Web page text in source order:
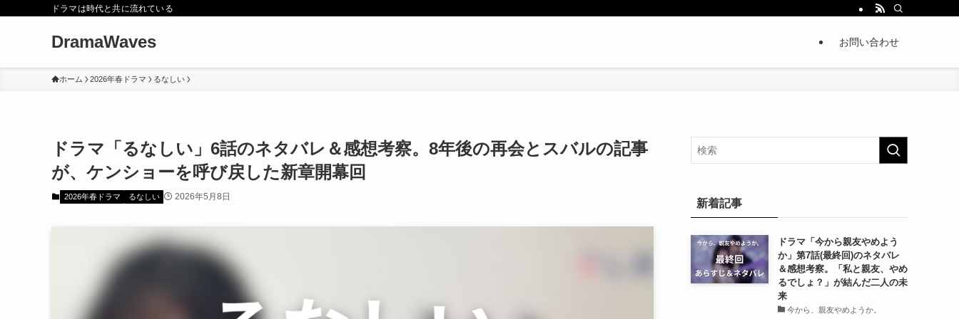
ドラマは時代と共に流れている
DramaWaves お問い合わせ
ホーム 2026年春ドラマ るなしい
ドラマ「るなしい」6話のネタバレ＆感想考察。8年後の再会とスバルの記事
が、ケンショーを呼び戻した新章開幕回
2026年春ドラマ るなしい 2026年5月8日
新着記事
ドラマ「今から親友やめよう
か」第7話(最終回)のネタバレ
＆感想考察。「私と親友、やめ
るでしょ？」が結んだ二人の未
来
今から、親友やめようか。